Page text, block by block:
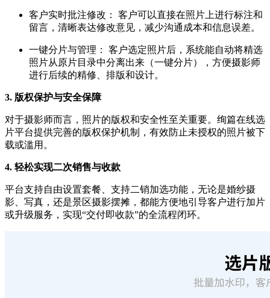
客户实时批注修改： 客户可以直接在照片上进行标注和
留言，清晰表达修改意见，减少沟通成本和信息误差。
一键分片与管理： 客户选定照片后，系统能自动将精选
照片从原片目录中分离出来（一键分片），方便摄影师
进行后续的精修、排版和设计。
3. 版权保护与安全保障
对于摄影师而言，照片的版权和安全性至关重要。绚篇在线选
片平台提供完善的版权保护机制，有效防止未授权的照片被下
载或滥用。
4. 轻松实现二次销售与收款
平台支持自由设置套餐、支持二销加选功能，无论是婚纱摄
影、写真，还是景区摄影摆摊，都能方便地引导客户进行加片
或升级服务，实现“交付即收款”的全流程闭环。